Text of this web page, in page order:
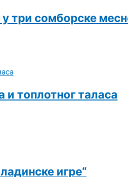
три сомборске
и топлотног таласа
игре“